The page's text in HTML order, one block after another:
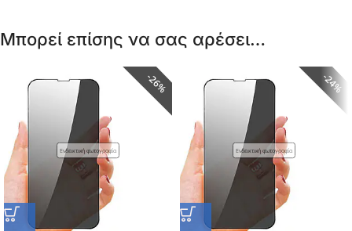
Μπορεί επίσης να σας αρέσει…
Ενδεικτική φωτογραφία
26%
Ενδεικτική φωτογραφία
24%